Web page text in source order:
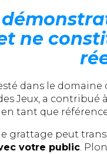
ne
dans le domaine
Jeux, a contribué
tant que
grattage peut
votre public.